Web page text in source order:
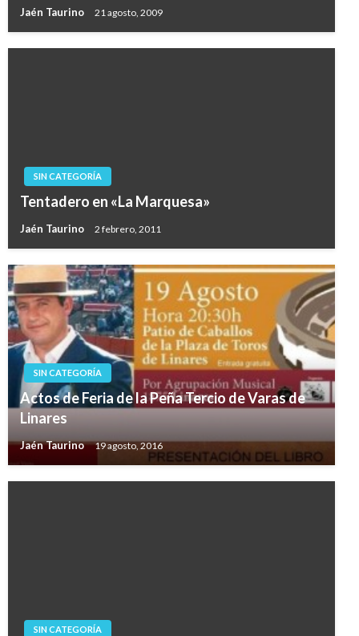
Jaén Taurino 21 agosto, 2009
SIN CATEGORÍA
Tentadero en «La Marquesa»
Jaén Taurino 2 febrero, 2011
SIN CATEGORÍA
Actos de Feria de la Peña Tercio de Varas de
Linares
Jaén Taurino 19 agosto, 2016
SIN CATEGORÍA